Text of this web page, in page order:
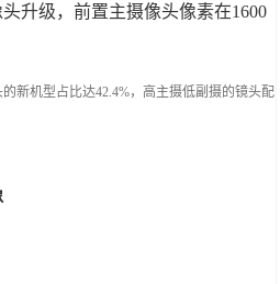
升级，前置主摄像头像素在1600
新机型占比达42.4%，高主摄低副摄的镜头配